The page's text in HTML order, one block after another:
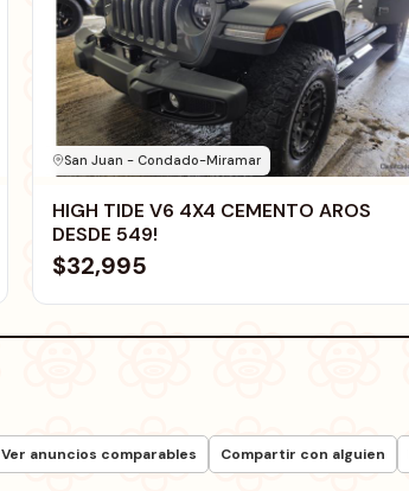
San Juan - Condado-Miramar
HIGH TIDE V6 4X4 CEMENTO AROS
DESDE 549!
$32,995
Ver anuncios comparables Compartir con alguien